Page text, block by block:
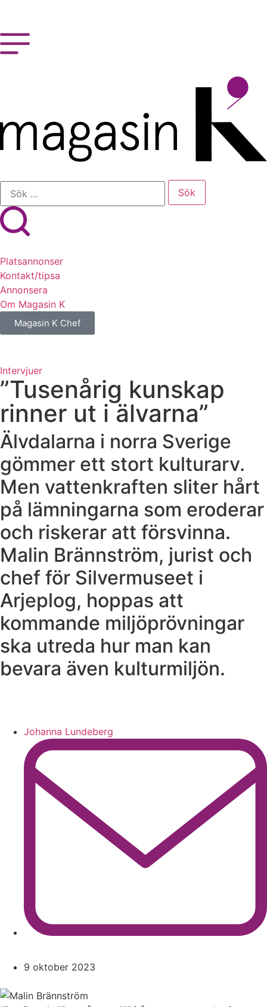
Platsannonser
Kontakt/tipsa
Annonsera
Om Magasin K
Magasin K Chef
Intervjuer
”Tusenårig kunskap
rinner ut i älvarna”
Älvdalarna i norra Sverige
gömmer ett stort kulturarv.
Men vattenkraften sliter hårt
på lämningarna som eroderar
och riskerar att försvinna.
Malin Brännström, jurist och
chef för Silvermuseet i
Arjeplog, hoppas att
kommande miljöprövningar
ska utreda hur man kan
bevara även kulturmiljön.
Johanna Lundeberg
9 oktober 2023